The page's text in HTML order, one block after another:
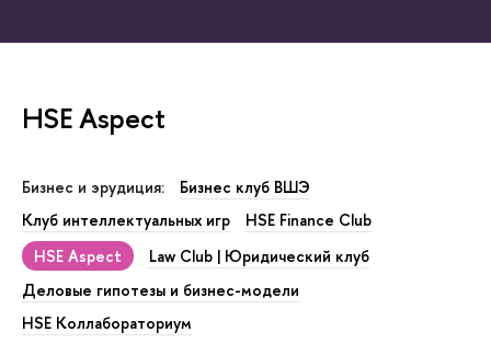
HSE Aspect
Бизнес и эрудиция:
Бизнес клуб ВШЭ
Клуб интеллектуальных игр
HSE Finance Club
HSE Aspect
Law Club | Юридический клуб
Деловые гипотезы и бизнес-модели
HSE Коллабораториум